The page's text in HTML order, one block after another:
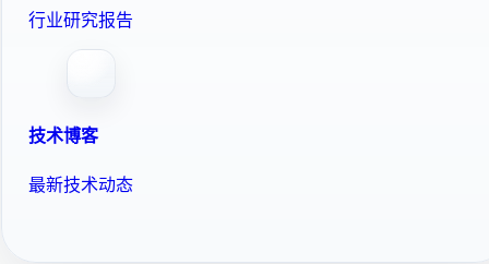
行业研究报告
技术博客
最新技术动态